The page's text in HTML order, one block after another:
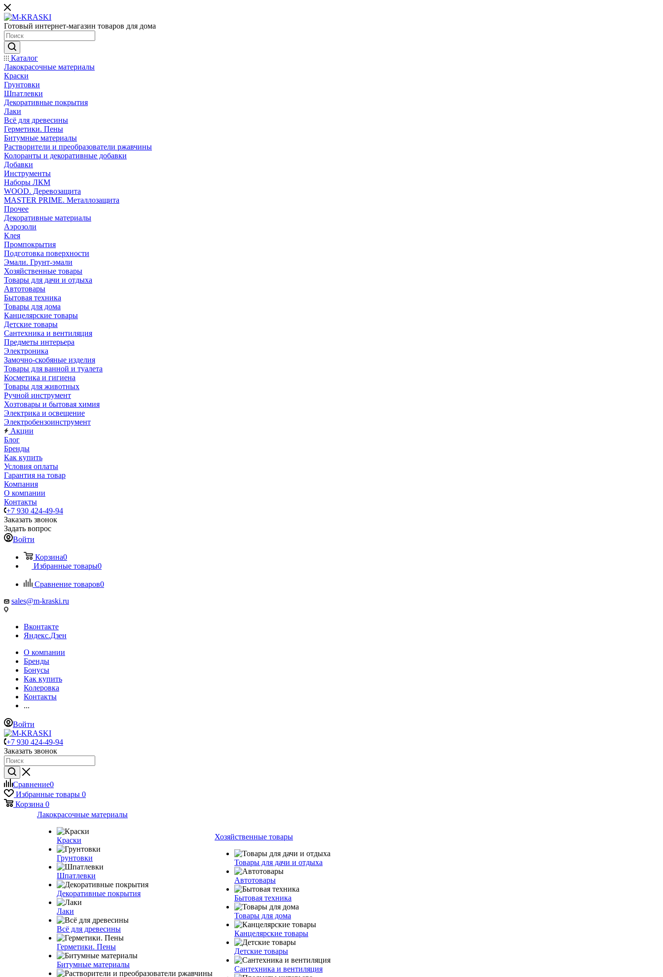
Готовый интернет-магазин товаров для дома
Каталог
Лакокрасочные материалы
Краски
Грунтовки
Шпатлевки
Декоративные покрытия
Лаки
Всё для древесины
Герметики. Пены
Битумные материалы
Растворители и преобразователи ржавчины
Колоранты и декоративные добавки
Добавки
Инструменты
Наборы ЛКМ
WOOD. Деревозащита
MASTER PRIME. Металлозащита
Прочее
Декоративные материалы
Аэрозоли
Клея
Промпокрытия
Подготовка поверхности
Эмали. Грунт-эмали
Хозяйственные товары
Товары для дачи и отдыха
Автотовары
Бытовая техника
Товары для дома
Канцелярские товары
Детские товары
Сантехника и вентиляция
Предметы интерьера
Электроника
Замочно-скобяные изделия
Товары для ванной и туалета
Косметика и гигиена
Товары для животных
Ручной инструмент
Хозтовары и бытовая химия
Электрика и освещение
Электробензоинструмент
Акции
Блог
Бренды
Как купить
Условия оплаты
Гарантия на товар
Компания
О компании
Контакты
+7 930 424-49-94
Заказать звонок
Задать вопрос
Войти
Корзина0
Избранные товары0
Сравнение товаров0
sales@m-kraski.ru
Вконтакте
Яндекс.Дзен
О компании
Бренды
Бонусы
Как купить
Колеровка
Контакты
...
Войти
+7 930 424-49-94
Заказать звонок
Сравнение0
Избранные товары 0
Корзина 0
Лакокрасочные материалы
Краски
Грунтовки
Шпатлевки
Декоративные покрытия
Лаки
Всё для древесины
Герметики. Пены
Битумные материалы
Хозяйственные товары
Товары для дачи и отдыха
Автотовары
Бытовая техника
Товары для дома
Канцелярские товары
Детские товары
Сантехника и вентиляция